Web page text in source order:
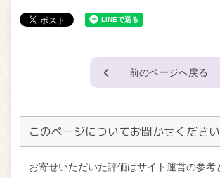
前のページへ戻る
このページについてお聞かせください